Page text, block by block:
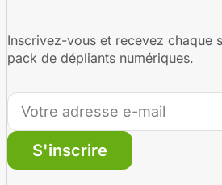
Inscrivez-vous et recevez chaque
pack de dépliants numériques.
S'inscrire